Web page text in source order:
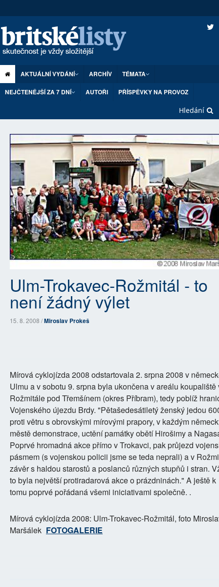
AKTUÁLNÍ VYDÁNÍ ARCHÍV TÉMATA
NEJČTENĚJŠÍ ZA 7 DNÍ AUTOŘI PŘÍSPĚVKY NA PROVOZ
Ulm-Trokavec-Rožmitál - to
není žádný výlet
15. 8. 2008 /Miroslav Prokeš
Mírová cyklojízda 2008 odstartovala 2. srpna 2008 v
Ulmu a v sobotu 9. srpna byla ukončena v areálu koupaliště
Rožmitále pod Třemšínem (okres Příbram), tedy poblíž
Vojenského újezdu Brdy. "Pětašedesátiletý ženský jedou
proti větru s obrovskými mírovými prapory, v každým
městě demonstrace, uctění památky obětí Hirošimy a
Poprvé hromadná akce přímo v Trokavci, pak průjezd
pásmem (s vojenskou policii jsme se teda neprali) a v
závěr s haldou starostů a poslanců různých stupňů i stran.
to byla největší protiradarová akce o prázdninách." A ještě k
tomu poprvé pořádaná všemi iniciativami společně. .
Mírová cyklojízda 2008: Ulm-Trokavec-Rožmitál, foto
Maršálek FOTOGALERIE